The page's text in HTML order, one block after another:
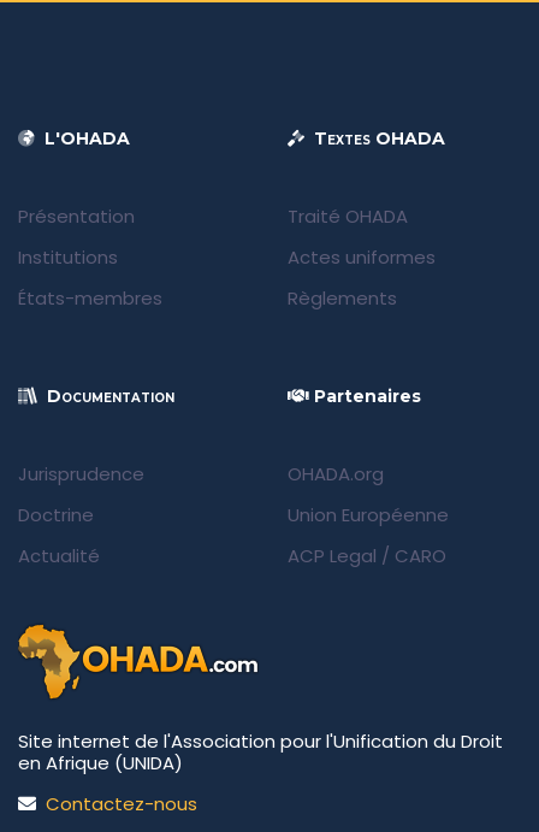
L'OHADA
Présentation
Institutions
États-membres
Textes OHADA
Traité OHADA
Actes uniformes
Règlements
Documentation
Jurisprudence
Doctrine
Actualité
Partenaires
OHADA.org
Union Européenne
ACP Legal / CARO
Site internet de l'Association pour l'Unification du Droit
en Afrique (UNIDA)
Contactez-nous